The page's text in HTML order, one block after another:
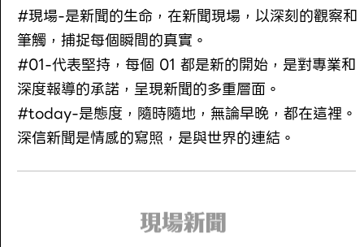
#現場-是新聞的生命，在新聞現場，以深刻的觀察和
筆觸，捕捉每個瞬間的真實。
#01-代表堅持，每個 01 都是新的開始，是對專業和
深度報導的承諾，呈現新聞的多重層面。
#today-是態度，隨時隨地，無論早晚，都在這裡。
深信新聞是情感的寫照，是與世界的連結。